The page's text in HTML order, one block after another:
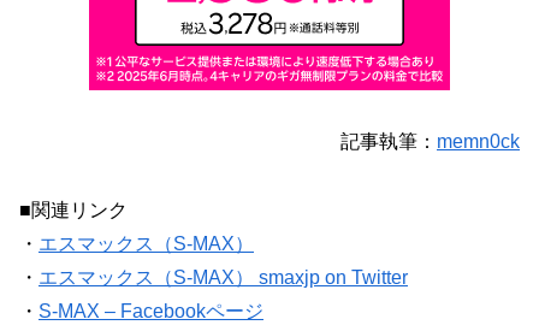
記事執筆： memn0ck
■関連リンク
・ エスマックス（S-MAX）
・ エスマックス（S-MAX） smaxjp on Twitter
・ S-MAX – Facebookページ